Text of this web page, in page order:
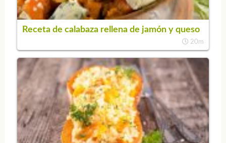
Receta de calabaza rellena de jamón y queso
20m